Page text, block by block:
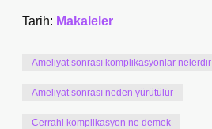
Tarih: Makaleler
Ameliyat sonrası komplikasyonlar nelerdir
Ameliyat sonrası neden yürütülür
Cerrahi komplikasyon ne demek